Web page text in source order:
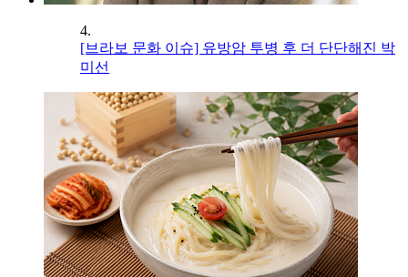
4.
[브라보 문화 이슈] 유방암 투병 후 더 단단해진 박
미선